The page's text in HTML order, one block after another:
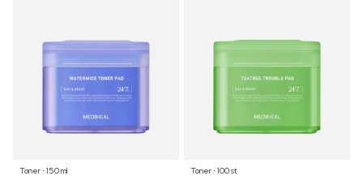
Toner ⋅ 150 ml
Toner ⋅ 100 st